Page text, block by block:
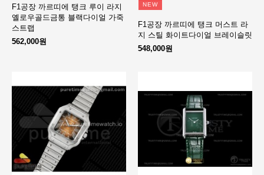
F1공장 까르띠에 탱크 루이 라지
옐로우골드금통 블랙다이얼 가죽
스트랩
562,000원
NEW
F1공장 까르띠에 탱크 머스트 라
지 스틸 화이트다이얼 브레이슬릿
548,000원